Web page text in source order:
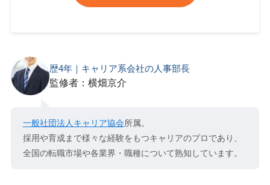
歴4年｜キャリア系会社の人事部長
監修者：横畑京介
一般社団法人キャリア協会所属。
採用や育成まで様々な経験をもつキャリアのプロであり、
全国の転職市場や各業界・職種について熟知しています。